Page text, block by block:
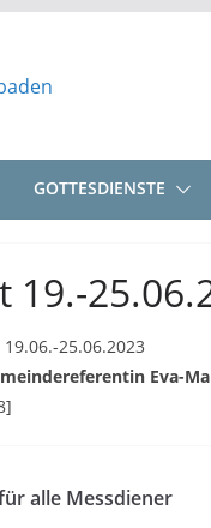
GOTTESDIENSTE
19.-
25.06.2023
Eva-
alle Messdiener